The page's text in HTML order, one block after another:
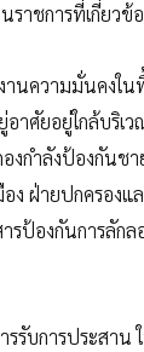
าชการที่เกี่ยวข้
านความมั่นคงใ
าศัยอยู่ใกล้บริเ
งกำลังป้องกันช
อง ฝ่ายปกครอง
รป้องกันการลัก
รรับการประสาน